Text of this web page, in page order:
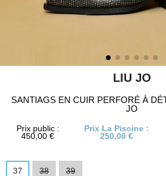
LIU JO
SANTIAGS EN CUIR PERFORÉ À
JO
Prix public :
450,00 €
Prix La Piscine :
250,00 €
37 38 39